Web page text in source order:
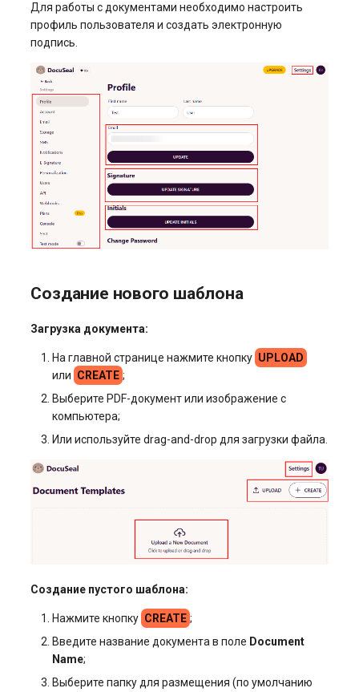
Для работы с документами необходимо настроить
профиль пользователя и создать электронную
подпись.
Создание нового шаблона
Загрузка документа:
На главной странице нажмите кнопку UPLOAD
или CREATE ;
Выберите PDF-документ или изображение с
компьютера;
Или используйте drag-and-drop для загрузки файла.
Создание пустого шаблона:
Нажмите кнопку CREATE ;
Введите название документа в поле Document
Name;
Выберите папку для размещения (по умолчанию